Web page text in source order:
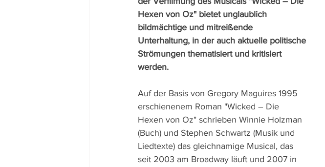
Hexen von Oz" bietet unglaublich
bildmächtige und mitreißende
Unterhaltung, in der auch aktuelle politische
Strömungen thematisiert und kritisiert
werden.
Auf der Basis von Gregory Maguires 1995
erschienenem Roman "Wicked – Die
Hexen von Oz" schrieben Winnie Holzman
(Buch) und Stephen Schwartz (Musik und
Liedtexte) das gleichnamige Musical, das
seit 2003 am Broadway läuft und 2007 in